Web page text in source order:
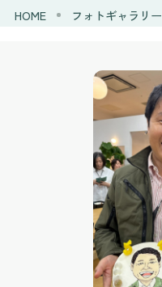
HOME フォトギャラリー